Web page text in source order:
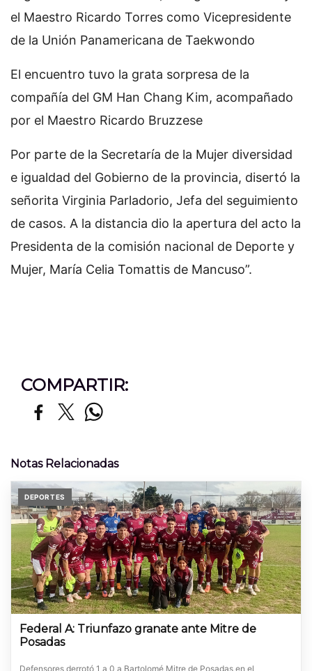
el Maestro Ricardo Torres como Vicepresidente
de la Unión Panamericana de Taekwondo
El encuentro tuvo la grata sorpresa de la
compañía del GM Han Chang Kim, acompañado
por el Maestro Ricardo Bruzzese
Por parte de la Secretaría de la Mujer diversidad
e igualdad del Gobierno de la provincia, disertó la
señorita Virginia Parladorio, Jefa del seguimiento
de casos. A la distancia dio la apertura del acto la
Presidenta de la comisión nacional de Deporte y
Mujer, María Celia Tomattis de Mancuso”.
COMPARTIR:
Notas Relacionadas
DEPORTES
Federal A: Triunfazo granate ante Mitre de
Posadas
Defensores derrotó 1 a 0 a Bartolomé Mitre de Posadas en el